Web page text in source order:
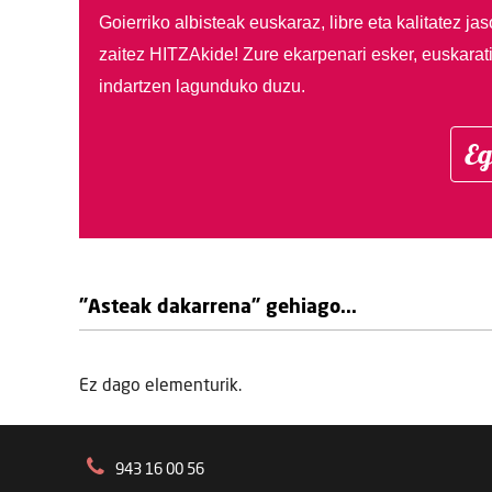
Goierriko albisteak euskaraz, libre eta kalitatez
zaitez HITZAkide! Zure ekarpenari esker,
indartzen lagunduko duzu.
"Asteak dakarrena" gehiago...
Ez dago elementurik.
943 16 00 56